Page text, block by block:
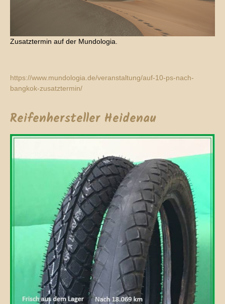
Zusatztermin auf der Mundologia.
https://www.mundologia.de/veranstaltung/auf-10-ps-nach-
bangkok-zusatztermin/
Reifenhersteller Heidenau